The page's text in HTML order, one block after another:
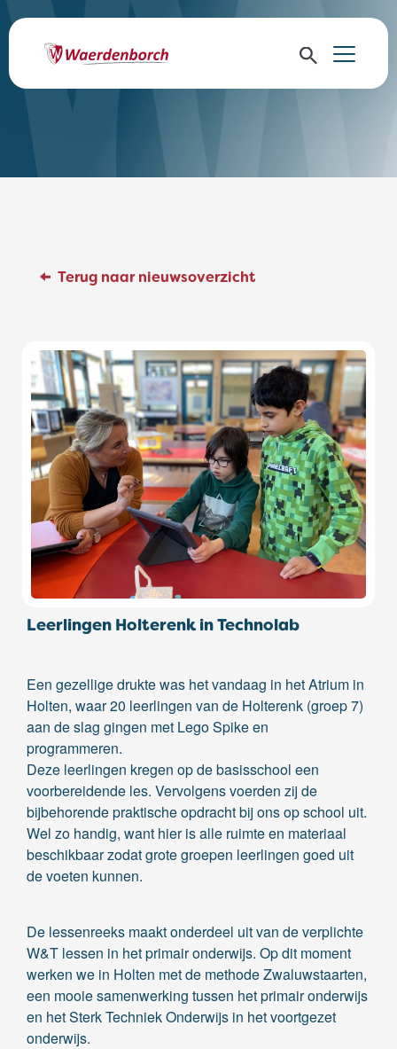
Terug naar nieuwsoverzicht
Leerlingen Holterenk in Technolab
Een gezellige drukte was het vandaag in het Atrium in
Holten, waar 20 leerlingen van de Holterenk (groep 7)
aan de slag gingen met Lego Spike en
programmeren.
Deze leerlingen kregen op de basisschool een
voorbereidende les. Vervolgens voerden zij de
bijbehorende praktische opdracht bij ons op school uit.
Wel zo handig, want hier is alle ruimte en materiaal
beschikbaar zodat grote groepen leerlingen goed uit
de voeten kunnen.
De lessenreeks maakt onderdeel uit van de verplichte
W&T lessen in het primair onderwijs. Op dit moment
werken we in Holten met de methode Zwaluwstaarten,
een mooie samenwerking tussen het primair onderwijs
en het Sterk Techniek Onderwijs in het voortgezet
onderwijs.